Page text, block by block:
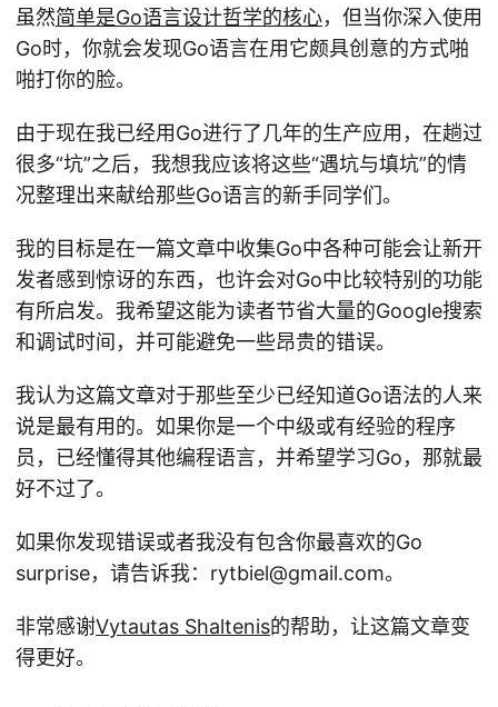
虽然简单是Go语言设计哲学的核心，但当你深入使用
Go时，你就会发现Go语言在用它颇具创意的方式啪
啪打你的脸。
由于现在我已经用Go进行了几年的生产应用，在趟过
很多“坑”之后，我想我应该将这些“遇坑与填坑”的情
况整理出来献给那些Go语言的新手同学们。
我的目标是在一篇文章中收集Go中各种可能会让新开
发者感到惊讶的东西，也许会对Go中比较特别的功能
有所启发。我希望这能为读者节省大量的Google搜索
和调试时间，并可能避免一些昂贵的错误。
我认为这篇文章对于那些至少已经知道Go语法的人来
说是最有用的。如果你是一个中级或有经验的程序
员，已经懂得其他编程语言，并希望学习Go，那就最
好不过了。
如果你发现错误或者我没有包含你最喜欢的Go
surprise，请告诉我：rytbiel@gmail.com。
非常感谢Vytautas Shaltenis的帮助，让这篇文章变
得更好。